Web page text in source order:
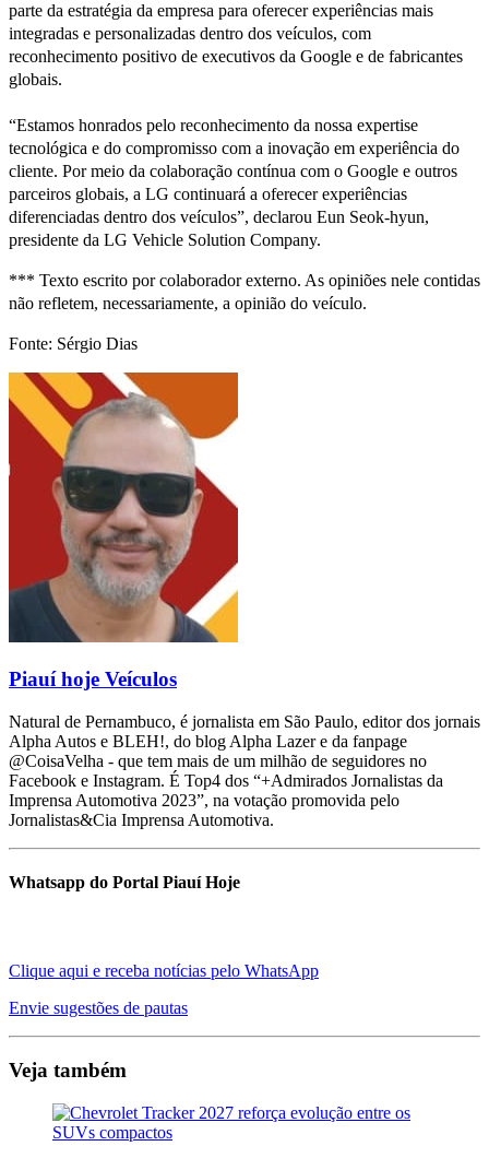
parte da estratégia da empresa para oferecer experiências mais
integradas e personalizadas dentro dos veículos, com
reconhecimento positivo de executivos da Google e de fabricantes
globais.
“Estamos honrados pelo reconhecimento da nossa expertise
tecnológica e do compromisso com a inovação em experiência do
cliente. Por meio da colaboração contínua com o Google e outros
parceiros globais, a LG continuará a oferecer experiências
diferenciadas dentro dos veículos”, declarou Eun Seok-hyun,
presidente da LG Vehicle Solution Company.
*** Texto escrito por colaborador externo. As opiniões nele contidas
não refletem, necessariamente, a opinião do veículo.
Fonte: Sérgio Dias
Piauí hoje Veículos
Natural de Pernambuco, é jornalista em São Paulo, editor dos jornais
Alpha Autos e BLEH!, do blog Alpha Lazer e da fanpage
@CoisaVelha - que tem mais de um milhão de seguidores no
Facebook e Instagram. É Top4 dos “+Admirados Jornalistas da
Imprensa Automotiva 2023”, na votação promovida pelo
Jornalistas&Cia Imprensa Automotiva.
Whatsapp do Portal Piauí Hoje
Clique aqui e receba notícias pelo WhatsApp
Envie sugestões de pautas
Veja também